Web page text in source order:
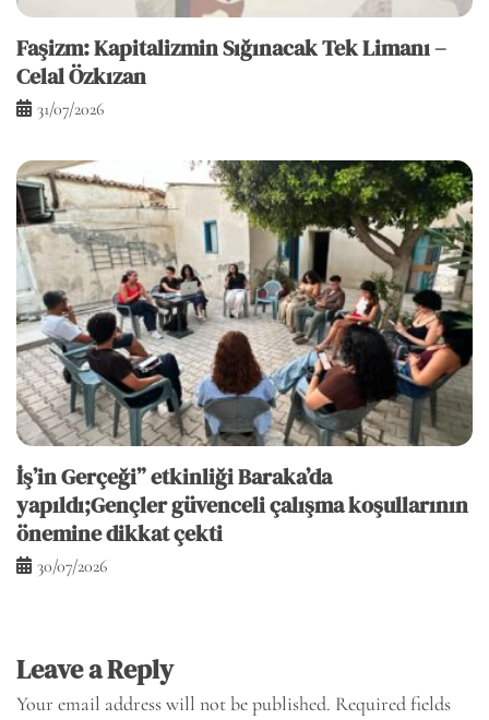
Faşizm: Kapitalizmin Sığınacak Tek Limanı –
Celal Özkızan
31/07/2026
İş’in Gerçeği” etkinliği Baraka’da
yapıldı;Gençler güvenceli çalışma koşullarının
önemine dikkat çekti
30/07/2026
Leave a Reply
Your email address will not be published. Required fields